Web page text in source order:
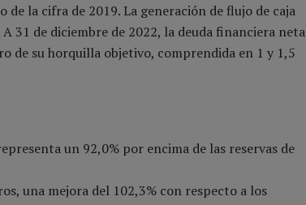
la cifra de 2019. La generación de flujo de caja
31 de diciembre de 2022, la deuda financiera neta
de su horquilla objetivo, comprendida en 1 y 1,5
un 92,0% por encima de las reservas de
una mejora del 102,3% con respecto a los